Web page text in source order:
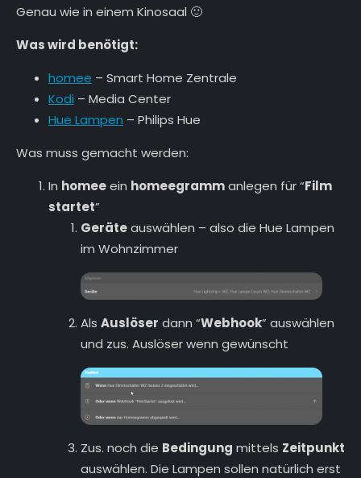
Genau wie in einem Kinosaal 🙂
Was wird benötigt:
homee – Smart Home Zentrale
Kodi – Media Center
Hue Lampen – Philips Hue
Was muss gemacht werden:
In homeeein homeegrammanlegen für “Film
startet”
Geräteauswählen – also die Hue Lampen
im Wohnzimmer
Als Auslöser dann “Webhook” auswählen
und zus. Auslöser wenn gewünscht
Zus. noch die Bedingung mittels Zeitpunkt
auswählen. Die Lampen sollen natürlich erst